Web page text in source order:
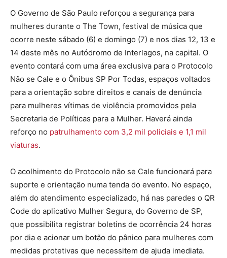
O Governo de São Paulo reforçou a segurança para
mulheres durante o The Town, festival de música que
ocorre neste sábado (6) e domingo (7) e nos dias 12, 13 e
14 deste mês no Autódromo de Interlagos, na capital. O
evento contará com uma área exclusiva para o Protocolo
Não se Cale e o Ônibus SP Por Todas, espaços voltados
para a orientação sobre direitos e canais de denúncia
para mulheres vítimas de violência promovidos pela
Secretaria de Políticas para a Mulher. Haverá ainda
reforço no patrulhamento com 3,2 mil policiais e 1,1 mil
viaturas.
O acolhimento do Protocolo não se Cale funcionará para
suporte e orientação numa tenda do evento. No espaço,
além do atendimento especializado, há nas paredes o QR
Code do aplicativo Mulher Segura, do Governo de SP,
que possibilita registrar boletins de ocorrência 24 horas
por dia e acionar um botão do pânico para mulheres com
medidas protetivas que necessitem de ajuda imediata.